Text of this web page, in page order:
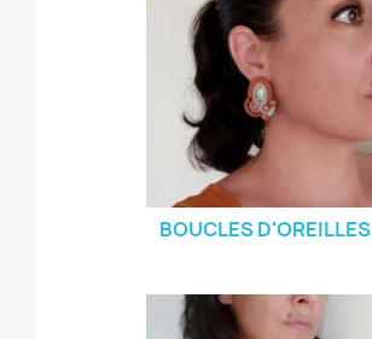
BOUCLES D'OREILLES